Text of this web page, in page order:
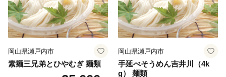
岡山県瀬戸内市
素麺三兄弟とひやむぎ 麺類
岡山県瀬戸内市
手延べそうめん吉井川（4k
g） 麺類